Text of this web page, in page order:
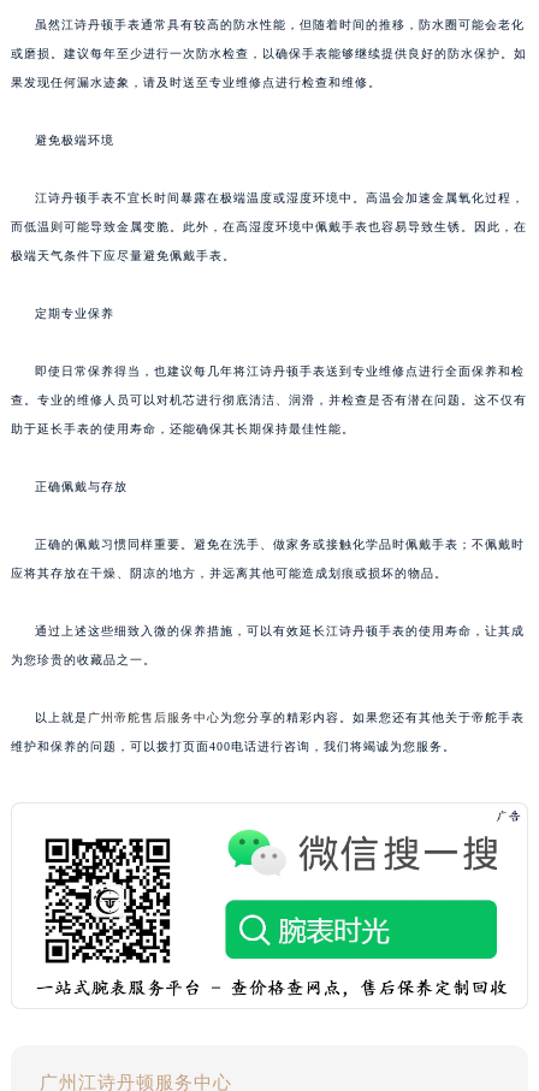
虽然江诗丹顿手表通常具有较高的防水性能，但随着时间的推移，防水圈可能会老化
或磨损。建议每年至少进行一次防水检查，以确保手表能够继续提供良好的防水保护。如
果发现任何漏水迹象，请及时送至专业维修点进行检查和维修。
避免极端环境
江诗丹顿手表不宜长时间暴露在极端温度或湿度环境中。高温会加速金属氧化过程，
而低温则可能导致金属变脆。此外，在高湿度环境中佩戴手表也容易导致生锈。因此，在
极端天气条件下应尽量避免佩戴手表。
定期专业保养
即使日常保养得当，也建议每几年将江诗丹顿手表送到专业维修点进行全面保养和检
查。专业的维修人员可以对机芯进行彻底清洁、润滑，并检查是否有潜在问题。这不仅有
助于延长手表的使用寿命，还能确保其长期保持最佳性能。
正确佩戴与存放
正确的佩戴习惯同样重要。避免在洗手、做家务或接触化学品时佩戴手表；不佩戴时
应将其存放在干燥、阴凉的地方，并远离其他可能造成划痕或损坏的物品。
通过上述这些细致入微的保养措施，可以有效延长江诗丹顿手表的使用寿命，让其成
为您珍贵的收藏品之一。
以上就是 广州帝舵售后服务中心为您分享的精彩内容。如果您还有其他关于帝舵手表
维护和保养的问题，可以拨打页面400电话进行咨询，我们将竭诚为您服务。
广州江诗丹顿服务中心